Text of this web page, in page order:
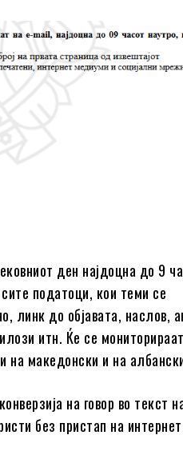
ден најдоцна до 9
податоци, кои теми се
линк до објавата, наслов,
итн. Ќе се мониторираат
на македонски и на
на говор во текст
без пристап на